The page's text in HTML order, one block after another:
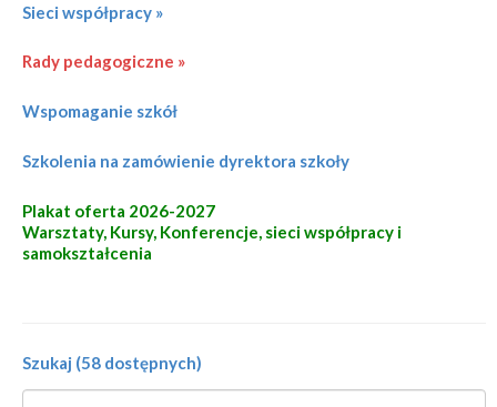
Sieci współpracy »
Rady pedagogiczne »
Wspomaganie szkół
Szkolenia na zamówienie dyrektora szkoły
Plakat oferta 2026-2027
Warsztaty, Kursy, Konferencje, sieci współpracy i
samokształcenia
Szukaj (58 dostępnych)